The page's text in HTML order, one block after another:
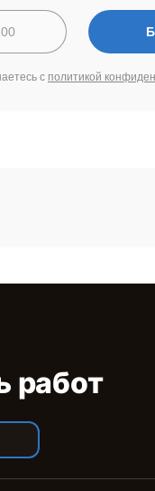
с политикой
работ